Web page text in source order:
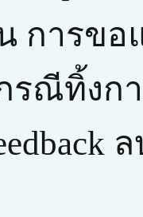
ารขอแ
กรณีทิ้งก